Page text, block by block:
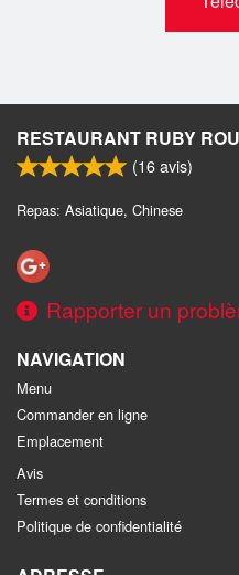
RESTAURANT RUBY
(16avis)
Repas: Asiatique, Chinese
Rapporter un
NAVIGATION
Menu
Commander en ligne
Emplacement
Avis
Termes et conditions
Politique de confidentialité